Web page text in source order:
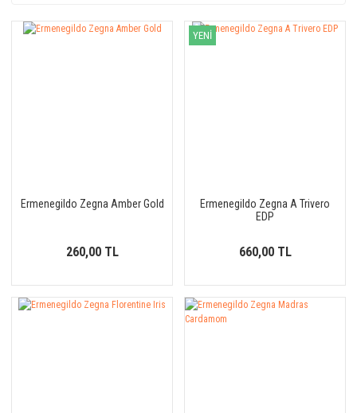
Ermenegildo Zegna Amber Gold
260,00 TL
YENİ
Ermenegildo Zegna A Trivero
EDP
660,00 TL